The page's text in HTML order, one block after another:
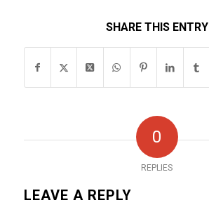
SHARE THIS ENTRY
0
REPLIES
LEAVE A REPLY